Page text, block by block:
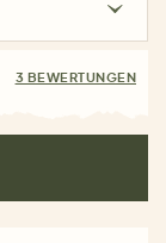
3 BEWERTUNGEN